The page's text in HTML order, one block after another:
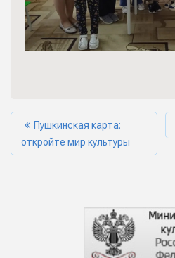
Пушкинская карта:
откройте мир культуры